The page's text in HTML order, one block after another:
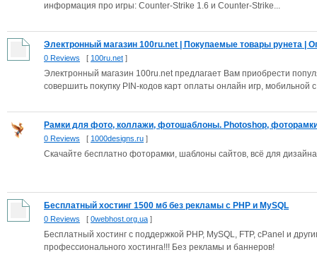
информация про игры: Counter-Strike 1.6 и Counter-Strike...
Электронный магазин 100ru.net | Покупаемые товары рунета |
0 Reviews [ 100ru.net ]
Электронный магазин 100ru.net предлагает Вам приобрести
совершить покупку PIN-кодов карт оплаты онлайн игр, мобильной
Рамки для фото, коллажи, фотошаблоны. Photoshop,
0 Reviews [ 1000designs.ru ]
Скачайте бесплатно фоторамки, шаблоны сайтов, всё для
Бесплатный хостинг 1500 мб без рекламы с PHP и MySQL
0 Reviews [ 0webhost.org.ua ]
Бесплатный хостинг с поддержкой PHP, MySQL, FTP, cPanel и
профессионального хостинга!!! Без рекламы и баннеров!